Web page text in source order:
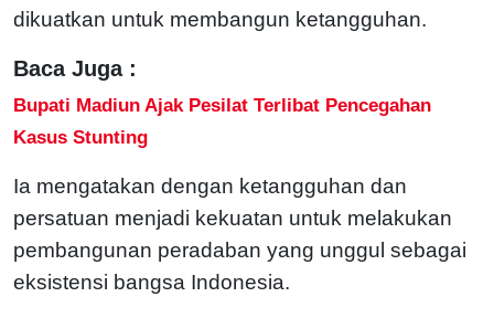
dikuatkan untuk membangun ketangguhan.
Baca Juga :
Bupati Madiun Ajak Pesilat Terlibat Pencegahan
Kasus Stunting
Ia mengatakan dengan ketangguhan dan
persatuan menjadi kekuatan untuk melakukan
pembangunan peradaban yang unggul sebagai
eksistensi bangsa Indonesia.